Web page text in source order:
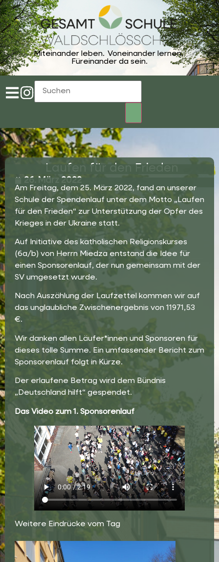
Miteinander leben. Voneinander lernen.
Füreinander da sein.
Laufen für den Frieden
26. März 2022
Am Freitag, dem 25. März 2022, fand an unserer
Schule der Spendenlauf unter dem Motto „Laufen
für den Frieden“ zur Unterstützung der Opfer des
Krieges in der Ukraine statt.
Auf Initiative des katholischen Religionskurses
(6a/b) von Herrn Miedza entstand die Idee für
einen Sponsorenlauf, der nun gemeinsam mit der
SV umgesetzt wurde.
Nach Auszählung der Laufzettel kommen wir auf
das unglaubliche Zwischenergebnis von 11971,53
€.
Wir danken allen Läufer*innen und Sponsoren für
dieses tolle Summe. Ein umfassender Bericht zum
Sponsorenlauf folgt in Kürze.
Der erlaufene Betrag wird dem Bündnis
„Deutschland hilft“ gespendet.
Das Video zum 1. Sponsorenlauf
Weitere Eindrücke vom Tag